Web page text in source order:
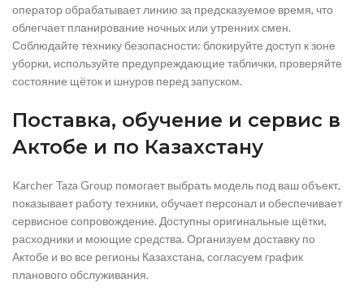
оператор обрабатывает линию за предсказуемое время, что
облегчает планирование ночных или утренних смен.
Соблюдайте технику безопасности: блокируйте доступ к зоне
уборки, используйте предупреждающие таблички, проверяйте
состояние щёток и шнуров перед запуском.
Поставка, обучение и сервис в
Актобе и по Казахстану
Karcher Taza Group помогает выбрать модель под ваш объект,
показывает работу техники, обучает персонал и обеспечивает
сервисное сопровождение. Доступны оригинальные щётки,
расходники и моющие средства. Организуем доставку по
Актобе и во все регионы Казахстана, согласуем график
планового обслуживания.